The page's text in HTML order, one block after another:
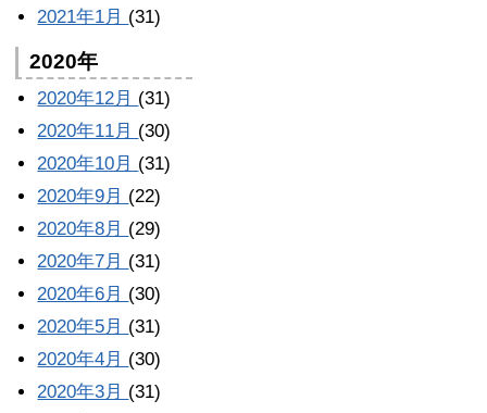
2021年1月 (31)
2020年
2020年12月 (31)
2020年11月 (30)
2020年10月 (31)
2020年9月 (22)
2020年8月 (29)
2020年7月 (31)
2020年6月 (30)
2020年5月 (31)
2020年4月 (30)
2020年3月 (31)